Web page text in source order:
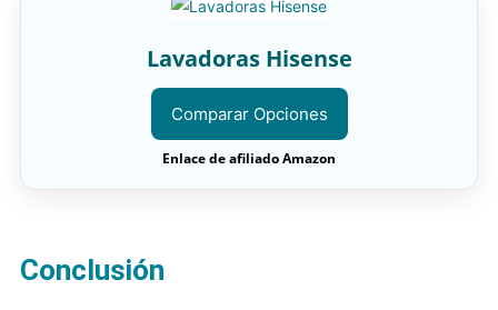
Lavadoras Hisense
Comparar Opciones
Enlace de afiliado Amazon
Conclusión